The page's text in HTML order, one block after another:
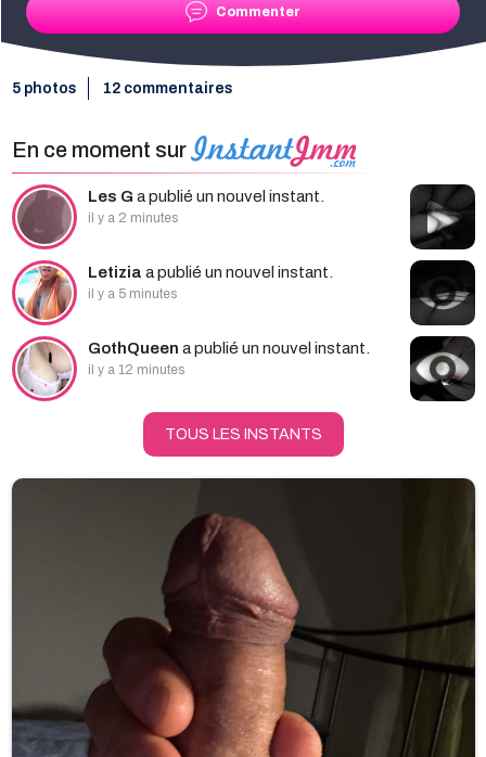
Commenter
5 photos 12 commentaires
En ce moment sur
Les G a publié un nouvel instant.
il y a 2 minutes
Letizia a publié un nouvel instant.
il y a 5 minutes
GothQueen a publié un nouvel instant.
il y a 12 minutes
TOUS LES INSTANTS